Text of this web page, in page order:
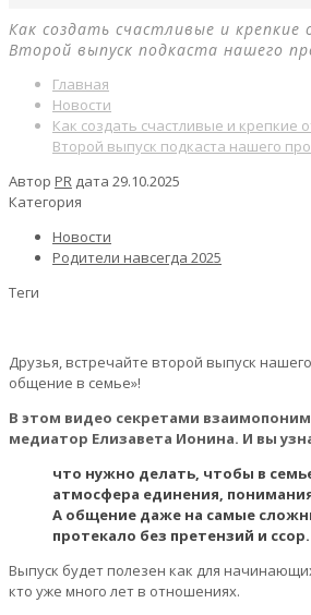
Как создать счастливые и крепкие
Второй выпуск подкаста нашего
Главная
Новости
Как создать счастливые и крепкие
Второй выпуск подкаста нашего
Автор PR дата 29.10.2025
Категория
Новости
Родители навсегда 2025
Теги
Друзья, встречайте второй выпуск
общение в семье»!
В этом видео секретами
медиатор Елизавета Ионина. И вы
что нужно делать, чтобы в
атмосфера единения,
А общение даже на самые
протекало без претензий и ссор.
Выпуск будет полезен как для
кто уже много лет в отношениях.